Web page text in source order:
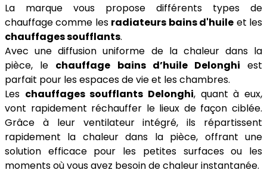
La marque vous propose différents types de
chauffage comme les radiateurs bains d'huile et les
chauffages soufflants.
Avec une diffusion uniforme de la chaleur dans la
pièce, le chauffage bains d’huile Delonghi est
parfait pour les espaces de vie et les chambres.
Les chauffages soufflants Delonghi, quant à eux,
vont rapidement réchauffer le lieux de façon ciblée.
Grâce à leur ventilateur intégré, ils répartissent
rapidement la chaleur dans la pièce, offrant une
solution efficace pour les petites surfaces ou les
moments où vous avez besoin de chaleur instantanée.